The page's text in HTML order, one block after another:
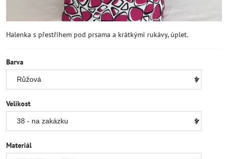
Halenka s přestřihem pod prsama a krátkými rukávy, úplet.
Barva
Velikost
Materiál